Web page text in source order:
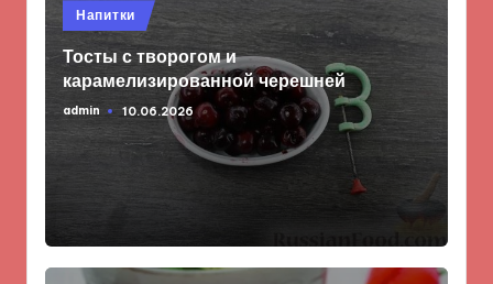
Опубликовано
в
Напитки
Тосты с творогом и
карамелизированной черешней
Запись
admin 10.06.2026